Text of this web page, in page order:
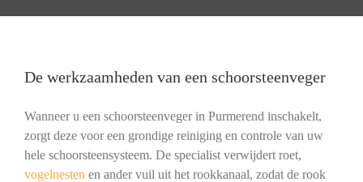
De werkzaamheden van een schoorsteenveger
Wanneer u een schoorsteenveger in Purmerend inschakelt,
zorgt deze voor een grondige reiniging en controle van uw
hele schoorsteensysteem. De specialist verwijdert roet,
vogelnesten en ander vuil uit het rookkanaal, zodat de rook